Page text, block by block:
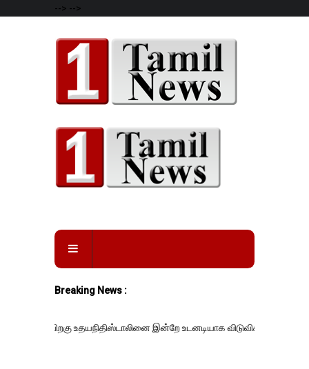
--> -->
Breaking News :
உதயநிதிஸ்டாலினை இன்றே உடனடியாக விடுவிக்கப்பட வேண்.